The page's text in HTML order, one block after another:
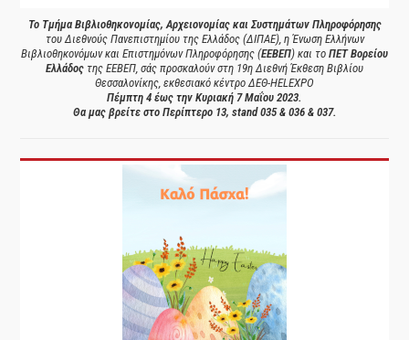
Το Τμήμα Βιβλιοθηκονομίας, Αρχειονομίας και Συστημάτων Πληροφόρησης
του Διεθνούς Πανεπιστημίου της Ελλάδος (ΔΙΠΑΕ), η Ένωση Ελλήνων
Βιβλιοθηκονόμων και Επιστημόνων Πληροφόρησης (ΕΕΒΕΠ) και το ΠΕΤ Βορείου
Ελλάδος της ΕΕΒΕΠ, σάς προσκαλούν στη 19η Διεθνή Έκθεση Βιβλίου
Θεσσαλονίκης, εκθεσιακό κέντρο ΔΕΘ-HELEXPO
Πέμπτη 4 έως την Κυριακή 7 Μαΐου 2023.
Θα μας βρείτε στο Περίπτερο 13, stand 035 & 036 & 037.